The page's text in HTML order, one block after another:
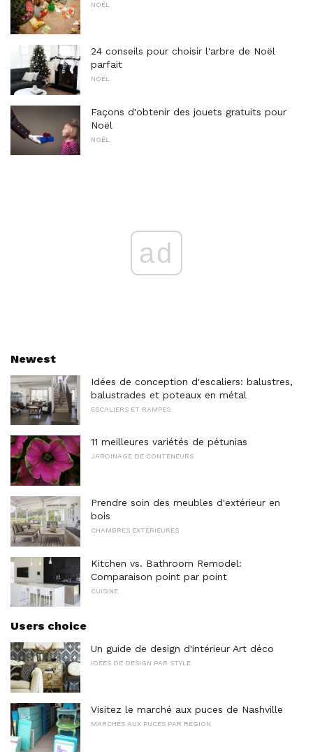
NOËL
24 conseils pour choisir l'arbre de Noël
parfait
NOËL
Façons d'obtenir des jouets gratuits pour
Noël
NOËL
ad
Newest
Idées de conception d'escaliers: balustres,
balustrades et poteaux en métal
ESCALIERS ET RAMPES
11 meilleures variétés de pétunias
JARDINAGE DE CONTENEURS
Prendre soin des meubles d'extérieur en
bois
CHAMBRES EXTÉRIEURES
Kitchen vs. Bathroom Remodel:
Comparaison point par point
CUISINE
Users choice
Un guide de design d'intérieur Art déco
IDÉES DE DESIGN PAR STYLE
Visitez le marché aux puces de Nashville
MARCHÉS AUX PUCES PAR RÉGION